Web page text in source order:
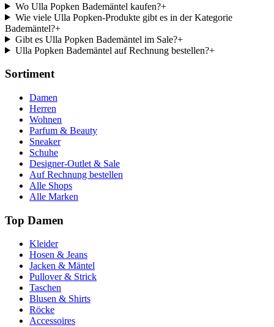
Wo Ulla Popken Bademäntel kaufen?+
Wie viele Ulla Popken-Produkte gibt es in der Kategorie
Bademäntel?+
Gibt es Ulla Popken Bademäntel im Sale?+
Ulla Popken Bademäntel auf Rechnung bestellen?+
Sortiment
Damen
Herren
Wohnen
Parfum & Beauty
Sneaker
Schuhe
Designer-Outlet & Sale
Auf Rechnung bestellen
Alle Shops
Alle Marken
Top Damen
Kleider
Hosen & Jeans
Jacken & Mäntel
Pullover & Strick
Taschen
Blusen & Shirts
Röcke
Accessoires